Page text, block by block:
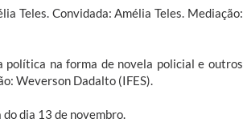
Teles. Convidada: Amélia Teles. Mediação:
na forma de novela policial e outros
Weverson Dadalto (IFES).
do dia 13 de novembro.